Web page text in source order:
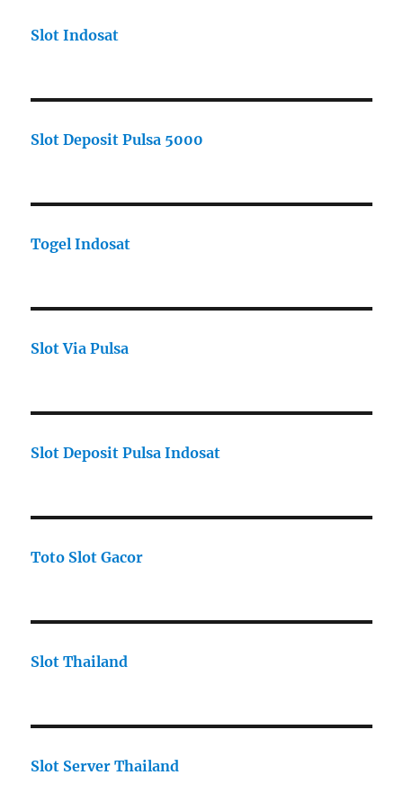
Slot Indosat
Slot Deposit Pulsa 5000
Togel Indosat
Slot Via Pulsa
Slot Deposit Pulsa Indosat
Toto Slot Gacor
Slot Thailand
Slot Server Thailand